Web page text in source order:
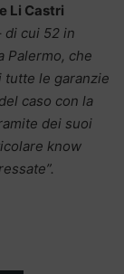
Li Castri
di cui 52 in
Palermo, che
tutte le garanzie
caso con la
dei suoi
know